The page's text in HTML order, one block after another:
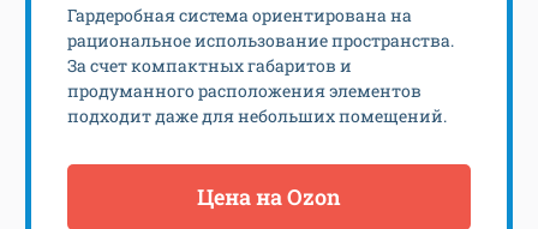
Гардеробная система ориентирована на
рациональное использование пространства.
За счет компактных габаритов и
продуманного расположения элементов
подходит даже для небольших помещений.
Цена на Ozon